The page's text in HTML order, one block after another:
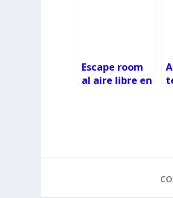
Escape room
al aire libre en